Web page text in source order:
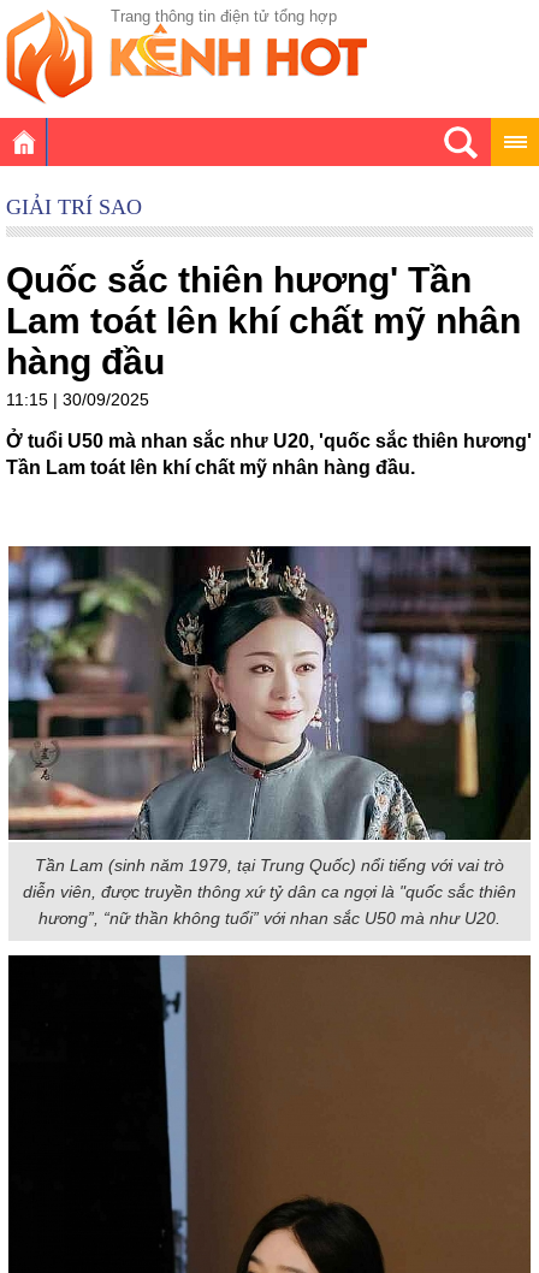
Trang thông tin điện tử tổng hợp
GIẢI TRÍ SAO
Quốc sắc thiên hương' Tần
Lam toát lên khí chất mỹ nhân
hàng đầu
11:15 | 30/09/2025
Ở tuổi U50 mà nhan sắc như U20, 'quốc sắc thiên hương'
Tần Lam toát lên khí chất mỹ nhân hàng đầu.
Tần Lam (sinh năm 1979, tại Trung Quốc) nổi tiếng với vai trò
diễn viên, được truyền thông xứ tỷ dân ca ngợi là "quốc sắc thiên
hương”, “nữ thần không tuổi” với nhan sắc U50 mà như U20.